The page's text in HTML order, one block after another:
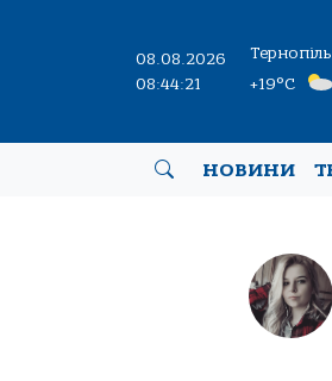
08.08.2026
08:44:22
Тернопіль
+19°C
НОВИНИ